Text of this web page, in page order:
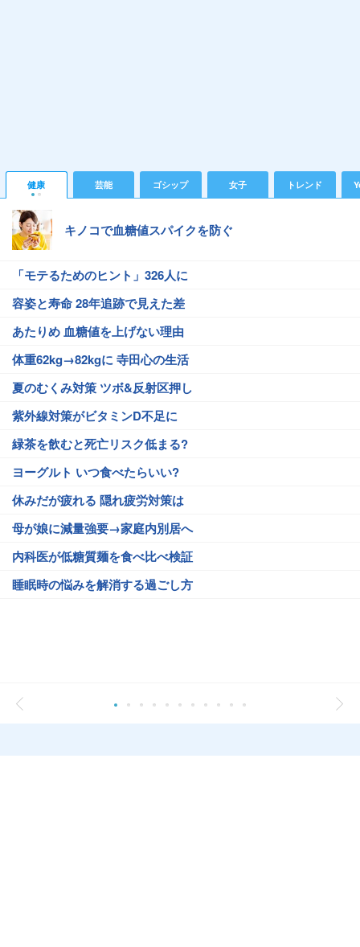
健康 芸能 ゴシップ 女子 トレンド
キノコで血糖値スパイクを防ぐ
「モテるためのヒント」326人に
容姿と寿命 28年追跡で見えた差
あたりめ 血糖値を上げない理由
体重62kg→82kgに 寺田心の生活
夏のむくみ対策 ツボ&反射区押し
紫外線対策がビタミンD不足に
緑茶を飲むと死亡リスク低まる?
ヨーグルト いつ食べたらいい?
休みだが疲れる 隠れ疲労対策は
母が娘に減量強要→家庭内別居へ
内科医が低糖質麺を食べ比べ検証
睡眠時の悩みを解消する過ごし方